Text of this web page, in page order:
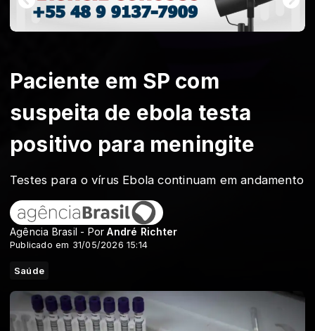
Paciente em SP com
suspeita de ebola testa
positivo para meningite
Testes para o vírus Ebola continuam em andamento
Agência Brasil - PorAndré Richter
Publicado em 31/05/2026 15:14
Saúde